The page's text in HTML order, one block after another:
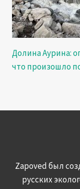
Долина Аурина:
что произошло
Zapoved был
русских